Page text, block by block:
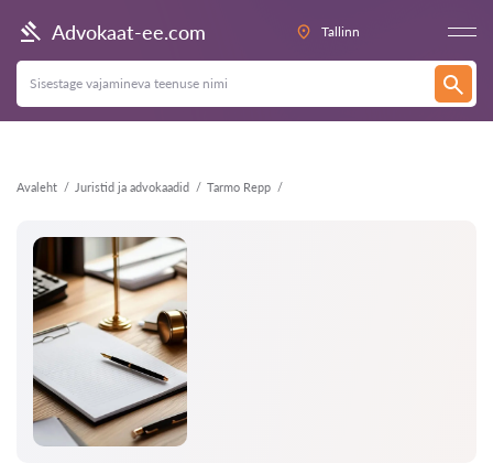
Advokaat-ee.com Tallinn
Avaleht Juristid ja advokaadid Tarmo Repp
Tagasi